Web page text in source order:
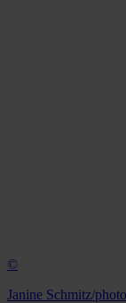
©
Janine Schmitz/